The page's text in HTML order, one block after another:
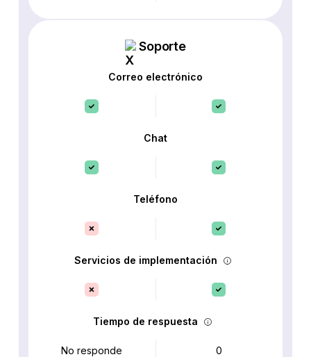
Soporte
Correo electrónico
Chat
Teléfono
Servicios de implementación
Tiempo de respuesta
No responde 0